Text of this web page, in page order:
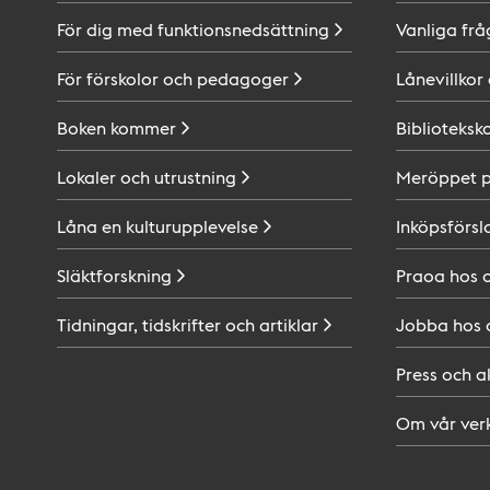
För dig med funktionsnedsättning
För förskolor och pedagoger
Boken kommer
Lokaler och utrustning
Låna en kulturupplevelse
Släktforskning
Tidningar, tidskrifter ochartiklar
Vanliga
Lånevillkor
Meröppet
Praoa hos
Jobba hos
Press och
Om vår